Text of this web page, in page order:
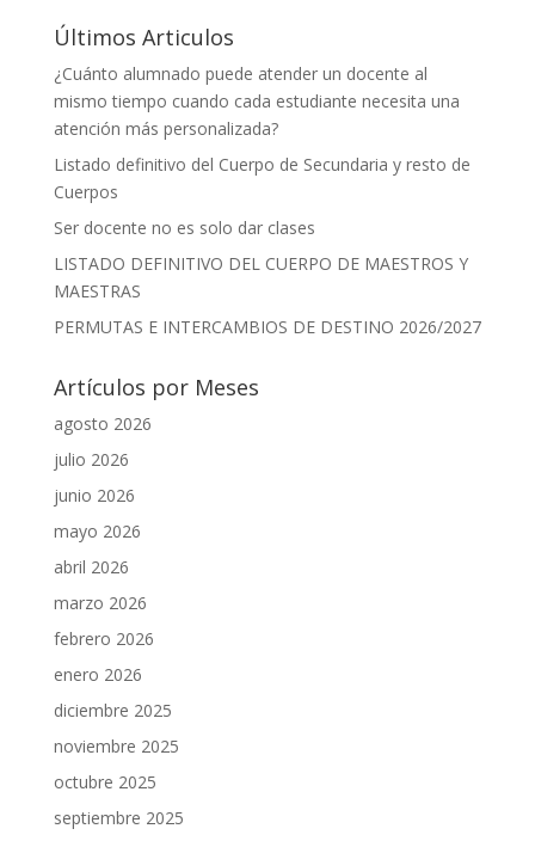
k k p
Últimos Articulos
¿Cuánto alumnado puede atender un docente al
mismo tiempo cuando cada estudiante necesita una
atención más personalizada?
Listado definitivo del Cuerpo de Secundaria y resto de
Cuerpos
Ser docente no es solo dar clases
LISTADO DEFINITIVO DEL CUERPO DE MAESTROS Y
MAESTRAS
PERMUTAS E INTERCAMBIOS DE DESTINO 2026/2027
Artículos por Meses
agosto 2026
julio 2026
junio 2026
mayo 2026
abril 2026
marzo 2026
febrero 2026
enero 2026
diciembre 2025
noviembre 2025
octubre 2025
septiembre 2025